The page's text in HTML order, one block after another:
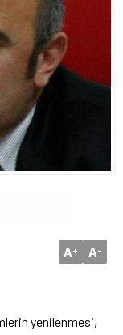
A+ A-
yenilenmesi,